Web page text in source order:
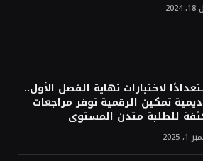
لاختبارات نهاية الفصل الأول..
تمكين الرقمية توفر مراجعات
للطلبة متدن المستوى
2025